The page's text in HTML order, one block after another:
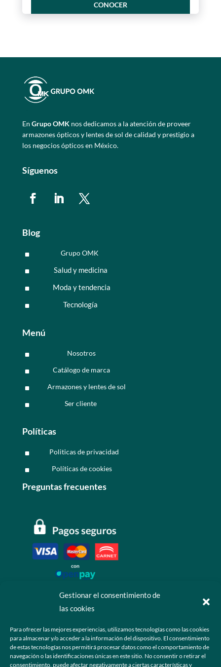
Gestionar el consentimiento de
las cookies
Para ofrecer las mejores experiencias, utilizamos tecnologías como las cookies
para almacenar y/o acceder a la información del dispositivo. El consentimiento
de estas tecnologías nos permitirá procesar datos como el comportamiento de
navegación o las identificaciones únicas en este sitio. No consentir o retirar el
consentimiento, puede afectar negativamente a ciertas características y
CONOCER
En Grupo OMKnos dedicamos a la atención de proveer
armazones ópticos y lentes de sol de calidad y prestigio a
los negocios ópticos en México.
Síguenos
Blog
^ Grupo OMK
^ Salud y medicina
^ Moda y tendencia
^ Tecnología
Menú
^ Nosotros
^ Catálogo de marca
^ Armazones y lentes de sol
^ Ser cliente
Políticas
^ Politicas de privacidad
^ Políticas de cookies
Preguntas frecuentes
 +52 55 6173 7725 (Ventas)
 hola@grupo-omk.com